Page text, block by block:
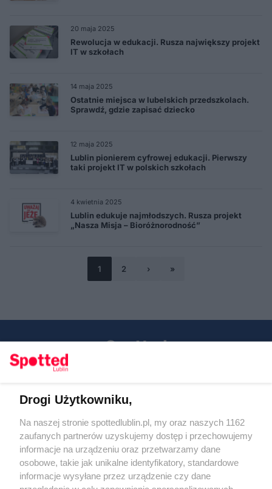
20 maja 2025
Rewolucja w edukacji. Rusza największy projekt
IT w szkołach
14 maja 2025
Ostatnie miejsca w lubelskich przedszkolach.
Sprawdź, gdzie zapisać dziecko
12 maja 2025
Lublin pionierem cyfrowej edukacji. Pierwszy
taki projekt IT w polskich szkołach
4 kwietnia 2025
Lublin edukuje najmłodszych. Rusza projekt
„Nasza Misja – Bioróżnorodność”
1 2 › »
KATEGORIE
Regulamin
Polityka prywatności
RODO
Warunki korzystania z treści
Drogi Użytkowniku,
Na naszej stronie spottedlublin.pl, my oraz naszych 1162
zaufanych partnerów uzyskujemy dostęp i przechowujemy
informacje na urządzeniu oraz przetwarzamy dane
osobowe, takie jak unikalne identyfikatory, standardowe
informacje wysyłane przez urządzenie czy dane